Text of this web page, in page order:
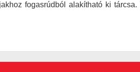
fogasrúdból alakítható ki tárcsa.